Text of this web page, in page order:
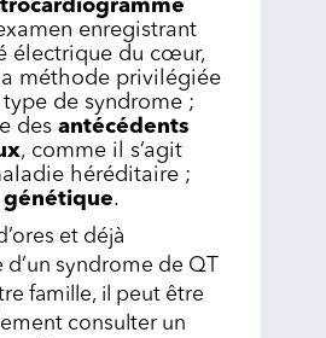
enregistrant
électrique du cœur,
méthode privilégiée
type de syndrome ;
des antécédents
, comme il s’agit
héréditaire ;
.
et déjà
syndrome de QT
famille, il peut être
consulter un